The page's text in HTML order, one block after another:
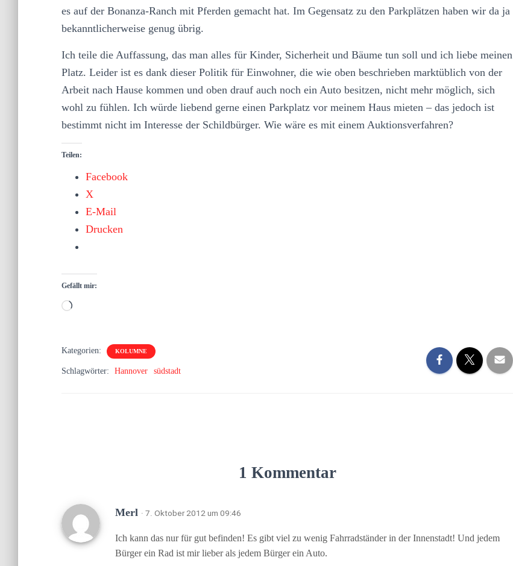
es auf der Bonanza-Ranch mit Pferden gemacht hat. Im Gegensatz zu den Parkplätzen haben wir da ja
bekanntlicherweise genug übrig.
Ich teile die Auffassung, das man alles für Kinder, Sicherheit und Bäume tun soll und ich liebe meinen
Platz. Leider ist es dank dieser Politik für Einwohner, die wie oben beschrieben marktüblich von der
Arbeit nach Hause kommen und oben drauf auch noch ein Auto besitzen, nicht mehr möglich, sich
wohl zu fühlen. Ich würde liebend gerne einen Parkplatz vor meinem Haus mieten – das jedoch ist
bestimmt nicht im Interesse der Schildbürger. Wie wäre es mit einem Auktionsverfahren?
Teilen:
Facebook
X
E-Mail
Drucken
Gefällt mir:
Wird
Kategorien: KOLUMNE
Schlagwörter: Hannover südstadt
1 Kommentar
Merl · 7. Oktober 2012 um 09:46
Ich kann das nur für gut befinden! Es gibt viel zu wenig Fahrradständer in der Innenstadt! Und jedem
Bürger ein Rad ist mir lieber als jedem Bürger ein Auto.